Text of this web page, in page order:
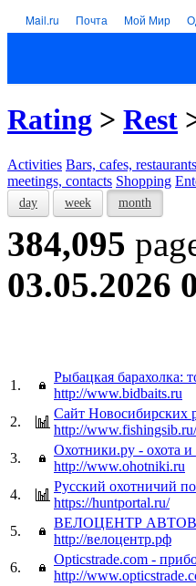
Mail.ru Почта Мой Мир
Rating > Rest
Activities Bars, cafes, restaurants
meetings, contacts Shopping
day week month
384,095
03.05.2026
1.
Рыбацкая барахолка:
http://www.bidbaits.ru
2.
Сайт Новосибирских
http://www.fishingsib.ru/
3.
Охотники.ру - охота и
http://www.ohotniki.ru
4.
Русский охотничий
https://huntportal.ru/
5.
ВЕЛОЦЕНТР АВТОВО -
http://велоцентр.рф
6.
Opticstrade.com -
http://